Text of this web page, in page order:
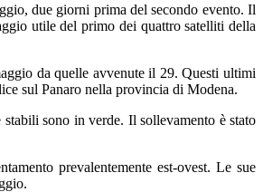
due giorni prima del secondo evento. Il
utile del primo dei quattro satelliti della
da quelle avvenute il 29. Questi ultimi
sul Panaro nella provincia di Modena.
sono in verde. Il sollevamento è stato
prevalentemente est-ovest. Le sue